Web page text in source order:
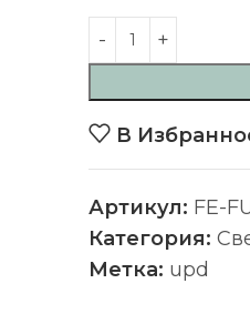
В
Артикул: FE-
Категория:
Метка: upd